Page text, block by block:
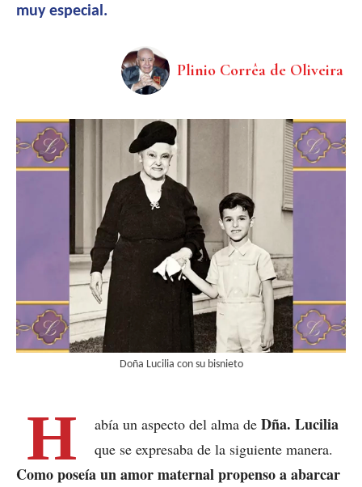
muy especial.
Plinio Corrêa de Oliveira
Doña Lucilia con su bisnieto
H abía un aspecto del alma de Dña. Lucilia
que se expresaba de la siguiente manera.
Como poseía un amor maternal propenso a abarcar